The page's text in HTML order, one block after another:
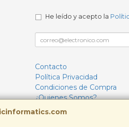
He leído y acepto la
Contacto
Política Privacidad
Condiciones de Compra
¿Quienes Somos?